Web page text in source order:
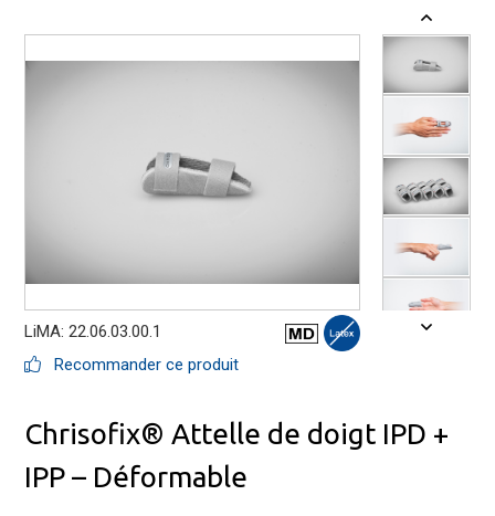
LiMA: 22.06.03.00.1
Recommander ce produit
Chrisofix® Attelle de doigt IPD +
IPP – Déformable